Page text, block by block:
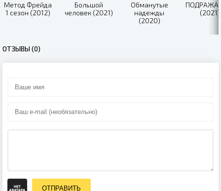
Метод Фрейда
1 сезон (2012)
Большой
человек (2021)
Обманутые
надежды
(2020)
(2021)
ОТЗЫВЫ (0)
ОТПРАВИТЬ